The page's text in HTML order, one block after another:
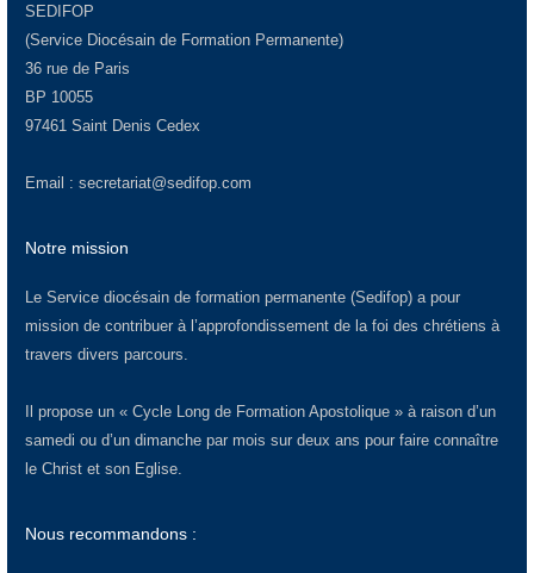
SEDIFOP
(Service Diocésain de Formation Permanente)
36 rue de Paris
BP 10055
97461 Saint Denis Cedex
Email : secretariat@sedifop.com
Notre mission
Le Service diocésain de formation permanente (Sedifop) a pour
mission de contribuer à l’approfondissement de la foi des chrétiens à
travers divers parcours.
Il propose un « Cycle Long de Formation Apostolique » à raison d’un
samedi ou d’un dimanche par mois sur deux ans pour faire connaître
le Christ et son Eglise.
Nous recommandons :